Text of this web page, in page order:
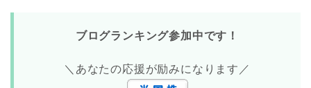
ブログランキング参加中です！
＼あなたの応援が励みになります／